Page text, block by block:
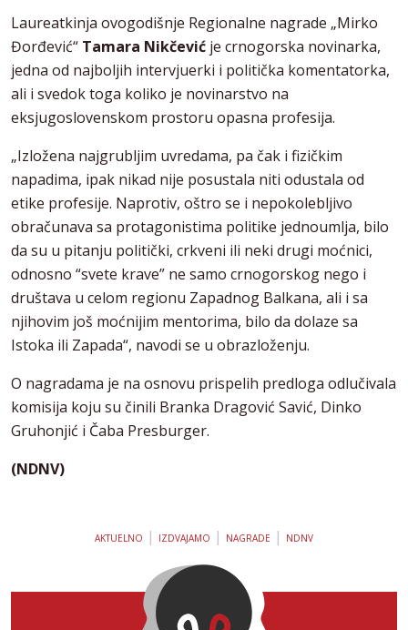
Laureatkinja ovogodišnje Regionalne nagrade „Mirko
Đorđević“ Tamara Nikčević je crnogorska novinarka,
jedna od najboljih intervjuerki i politička komentatorka,
ali i svedok toga koliko je novinarstvo na
eksjugoslovenskom prostoru opasna profesija.
„Izložena najgrubljim uvredama, pa čak i fizičkim
napadima, ipak nikad nije posustala niti odustala od
etike profesije. Naprotiv, oštro se i nepokolebljivo
obračunava sa protagonistima politike jednoumlja, bilo
da su u pitanju politički, crkveni ili neki drugi moćnici,
odnosno “svete krave” ne samo crnogorskog nego i
društava u celom regionu Zapadnog Balkana, ali i sa
njihovim još moćnijim mentorima, bilo da dolaze sa
Istoka ili Zapada“, navodi se u obrazloženju.
O nagradama je na osnovu prispelih predloga odlučivala
komisija koju su činili Branka Dragović Savić, Dinko
Gruhonjić i Čaba Presburger.
(NDNV)
AKTUELNO | IZDVAJAMO | NAGRADE | NDNV